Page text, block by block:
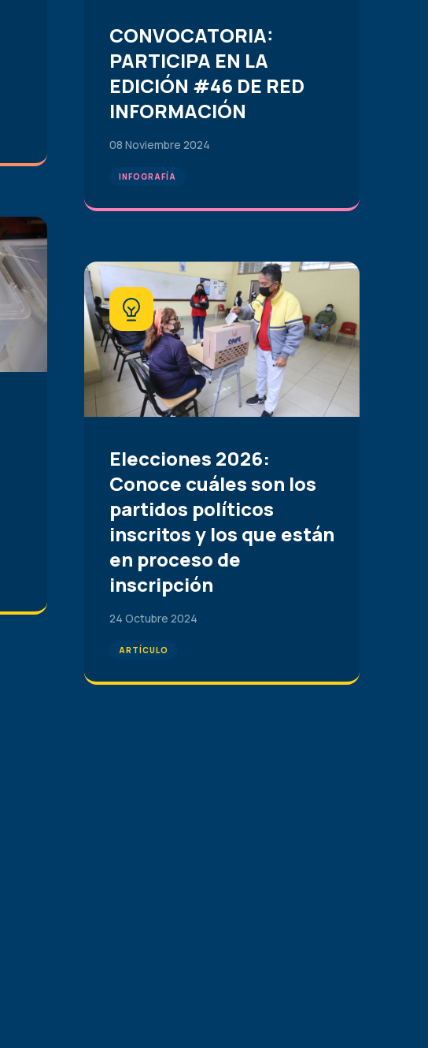
CONVOCATORIA:
PARTICIPA EN LA
EDICIÓN #46 DE RED
INFORMACIÓN
08 Noviembre 2024
INFOGRAFÍA
Elecciones 2026:
Conoce cuáles son los
partidos políticos
inscritos y los que están
en proceso de
inscripción
24 Octubre 2024
ARTÍCULO